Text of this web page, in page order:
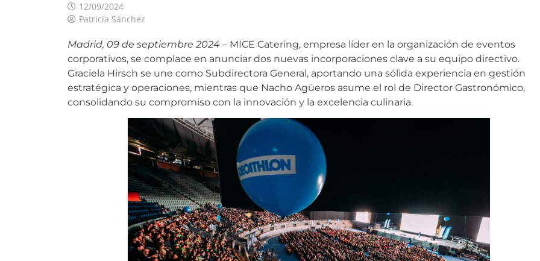
12/09/2024
Patricia Sánchez
Madrid, 09 de septiembre 2024 – MICE Catering, empresa líder en la organización de eventos
corporativos, se complace en anunciar dos nuevas incorporaciones clave a su equipo directivo.
Graciela Hirsch se une como Subdirectora General, aportando una sólida experiencia en gestión
estratégica y operaciones, mientras que Nacho Agüeros asume el rol de Director Gastronómico,
consolidando su compromiso con la innovación y la excelencia culinaria.